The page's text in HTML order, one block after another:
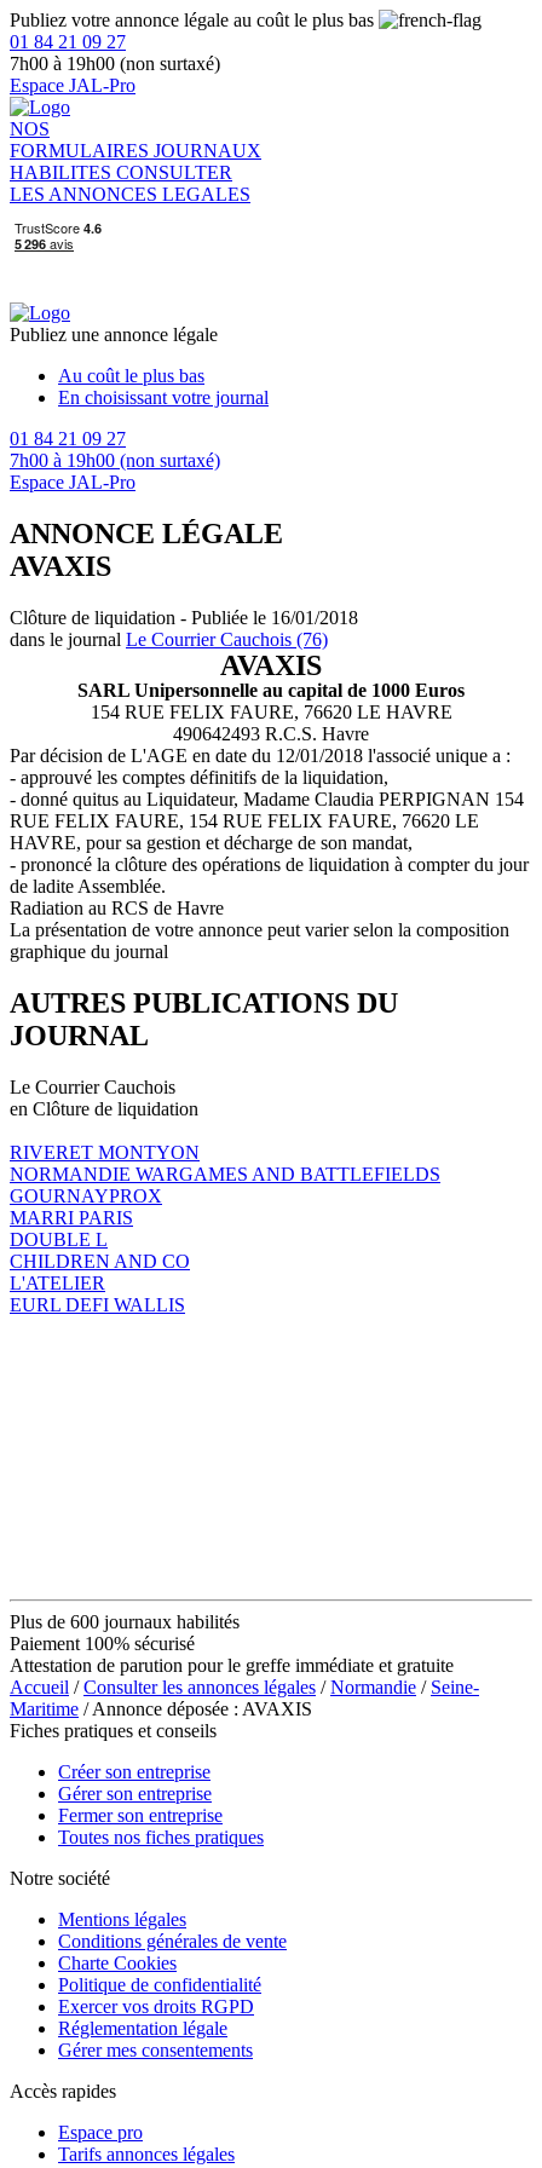
Publiez votre annonce légale au coût le plus bas
01 84 21 09 27
7h00 à 19h00 (non surtaxé)
Espace JAL-Pro
NOS
FORMULAIRES JOURNAUX
HABILITES CONSULTER
LES ANNONCES LEGALES
Publiez une annonce légale
Au coût le plus bas
En choisissant votre journal
01 84 21 09 27
7h00 à 19h00 (non surtaxé)
Espace JAL-Pro
ANNONCE LÉGALE
AVAXIS
Clôture de liquidation - Publiée le 16/01/2018
dans le journal Le Courrier Cauchois (76)
AVAXIS
SARL Unipersonnelle au capital de 1000 Euros
154 RUE FELIX FAURE, 76620 LE HAVRE
490642493 R.C.S. Havre
Par décision de L'AGE en date du 12/01/2018 l'associé unique a :
- approuvé les comptes définitifs de la liquidation,
- donné quitus au Liquidateur, Madame Claudia PERPIGNAN 154
RUE FELIX FAURE, 154 RUE FELIX FAURE, 76620 LE
HAVRE, pour sa gestion et décharge de son mandat,
- prononcé la clôture des opérations de liquidation à compter du jour
de ladite Assemblée.
Radiation au RCS de Havre
La présentation de votre annonce peut varier selon la composition
graphique du journal
AUTRES PUBLICATIONS DU
JOURNAL
Le Courrier Cauchois
en Clôture de liquidation
RIVERET MONTYON
NORMANDIE WARGAMES AND BATTLEFIELDS
GOURNAYPROX
MARRI PARIS
DOUBLE L
CHILDREN AND CO
L'ATELIER
EURL DEFI WALLIS
Plus de 600 journaux habilités
Paiement 100% sécurisé
Attestation de parution pour le greffe immédiate et gratuite
Accueil /Consulter les annonces légales /Normandie / Seine-
Maritime / Annonce déposée : AVAXIS
Fiches pratiques et conseils
Créer son entreprise
Gérer son entreprise
Fermer son entreprise
Toutes nos fiches pratiques
Notre société
Mentions légales
Conditions générales de vente
Charte Cookies
Politique de confidentialité
Exercer vos droits RGPD
Réglementation légale
Gérer mes consentements
Accès rapides
Espace pro
Tarifs annonces légales